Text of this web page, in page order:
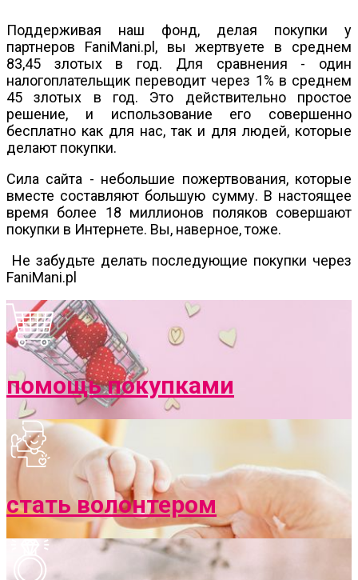
Поддерживая наш фонд, делая покупки у
партнеров FaniMani.pl, вы жертвуете в среднем
83,45 злотых в год. Для сравнения - один
налогоплательщик переводит через 1% в среднем
45 злотых в год. Это действительно простое
решение, и использование его совершенно
бесплатно как для нас, так и для людей, которые
делают покупки.
Сила сайта - небольшие пожертвования, которые
вместе составляют большую сумму. В настоящее
время более 18 миллионов поляков совершают
покупки в Интернете. Вы, наверное, тоже.
Не забудьте делать последующие покупки через
FaniMani.pl
помощь покупками
стать волонтером